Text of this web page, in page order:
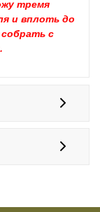
тремя
и вплоть до
с